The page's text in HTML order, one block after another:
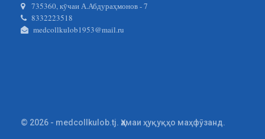
735360, кӯчаи А.Абдураҳмонов - 7
8332223518
medcollkulob1953@mail.ru
© 2026 - medcollkulob.tj. Ҳамаи ҳуқуқҳо маҳфӯзанд.